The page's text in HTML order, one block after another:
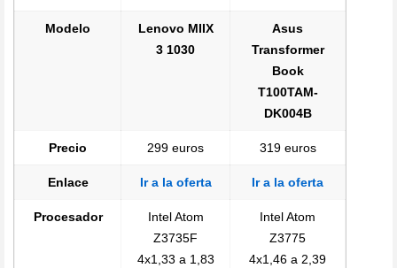
Modelo
Lenovo MIIX
3 1030
Asus
Transformer
Book
T100TAM-
DK004B
Precio 299 euros 319 euros
Enlace Ir a la oferta Ir a la oferta
Procesador
Intel Atom
Z3735F
4x1,33 a 1,83
Intel Atom
Z3775
4x1,46 a 2,39